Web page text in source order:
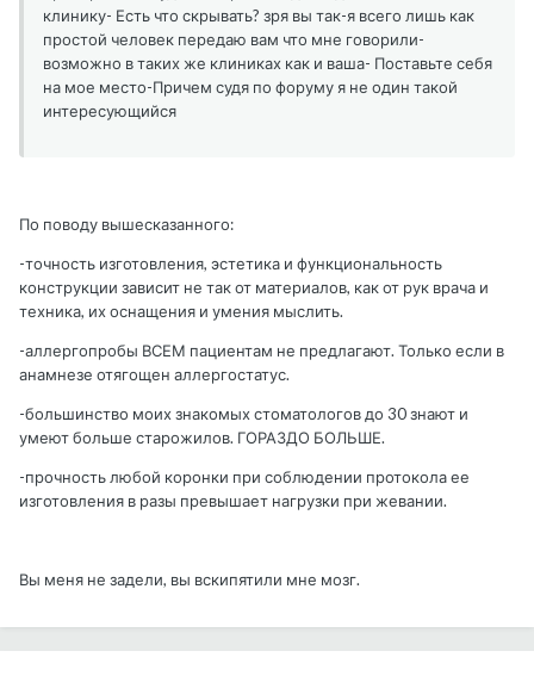
клинику- Есть что скрывать? зря вы так-я всего лишь как
простой человек передаю вам что мне говорили-
возможно в таких же клиниках как и ваша- Поставьте себя
на мое место-Причем судя по форуму я не один такой
интересующийся
По поводу вышесказанного:
-точность изготовления, эстетика и функциональность
конструкции зависит не так от материалов, как от рук врача и
техника, их оснащения и умения мыслить.
-аллергопробы ВСЕМ пациентам не предлагают. Только если в
анамнезе отягощен аллергостатус.
-большинство моих знакомых стоматологов до 30 знают и
умеют больше старожилов. ГОРАЗДО БОЛЬШЕ.
-прочность любой коронки при соблюдении протокола ее
изготовления в разы превышает нагрузки при жевании.
Вы меня не задели, вы вскипятили мне мозг.